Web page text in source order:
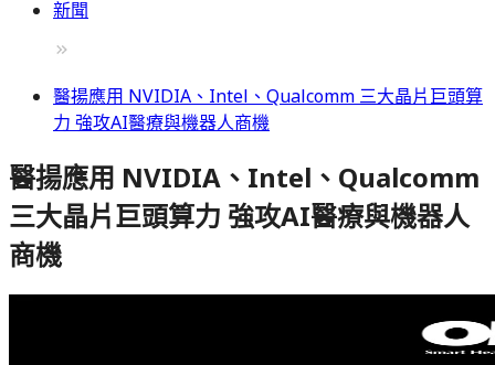
新聞
醫揚應用 NVIDIA、Intel、Qualcomm 三大晶片巨頭算
力 強攻AI醫療與機器人商機
醫揚應用 NVIDIA、Intel、Qualcomm
三大晶片巨頭算力 強攻AI醫療與機器人
商機